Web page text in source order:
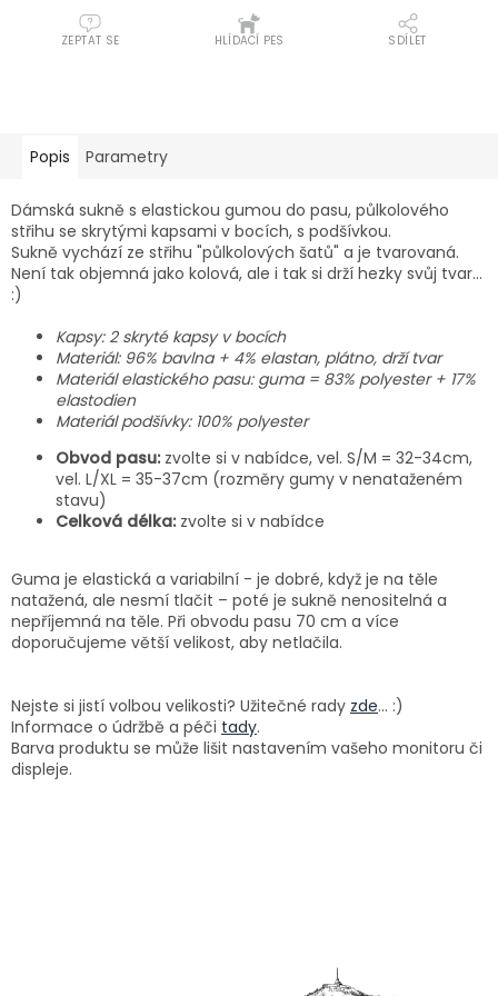
ZEPTAT SE HLÍDACÍ PES SDÍLET
Popis Parametry
Dámská sukně s elastickou gumou do pasu, půlkolového
střihu se skrytými kapsami v bocích, s podšívkou.
Sukně vychází ze střihu "půlkolových šatů" a je tvarovaná.
Není tak objemná jako kolová, ale i tak si drží hezky svůj tvar...
:)
Kapsy: 2 skryté kapsy v bocích
Materiál: 96% bavlna + 4% elastan, plátno, drží tvar
Materiál elastického pasu: guma = 83% polyester + 17%
elastodien
Materiál podšívky: 100% polyester
Obvod pasu: zvolte si v nabídce, vel. S/M = 32-34cm,
vel. L/XL = 35-37cm (rozměry gumy v nenataženém
stavu)
Celková délka: zvolte si v nabídce
Guma je elastická a variabilní - je dobré, když je na těle
natažená, ale nesmí tlačit – poté je sukně nenositelná a
nepříjemná na těle. Při obvodu pasu 70 cm a více
doporučujeme větší velikost, aby netlačila.
Nejste si jistí volbou velikosti? Užitečné rady zde... :)
Informace o údržbě a péči tady.
Barva produktu se může lišit nastavením vašeho monitoru či
displeje.